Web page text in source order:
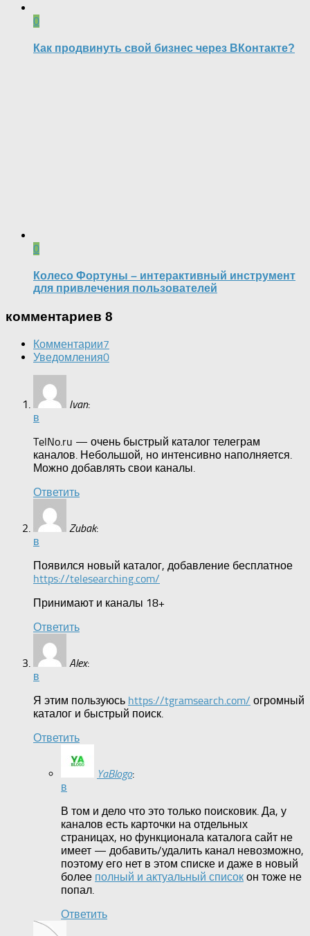
0
Как продвинуть свой бизнес через ВКонтакте?
0
Колесо Фортуны – интерактивный инструмент
для привлечения пользователей
комментариев 8
Комментарии7
Уведомления0
Ivan:
в
TelNo.ru — очень быстрый каталог телеграм
каналов. Небольшой, но интенсивно наполняется.
Можно добавлять свои каналы.
Ответить
Zubak:
в
Появился новый каталог, добавление бесплатное
https://telesearching.com/
Принимают и каналы 18+
Ответить
Alex:
в
Я этим пользуюсь https://tgramsearch.com/ огромный
каталог и быстрый поиск.
Ответить
YaBlogo:
в
В том и дело что это только поисковик. Да, у
каналов есть карточки на отдельных
страницах, но функционала каталога сайт не
имеет — добавить/удалить канал невозможно,
поэтому его нет в этом списке и даже в новый
более полный и актуальный список он тоже не
попал.
Ответить